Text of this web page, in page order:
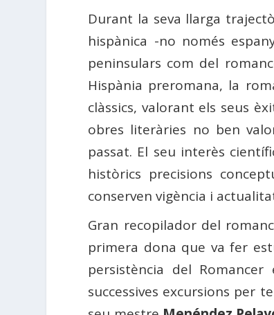
Durant la seva llarga
hispànica -no només
peninsulars com del
Hispània preromana, la
clàssics, valorant els seus
obres literàries no ben
passat. El seu interès
històrics precisions
conserven vigència i
Gran recopilador del
primera dona que va fer
persistència del
successives excursions per